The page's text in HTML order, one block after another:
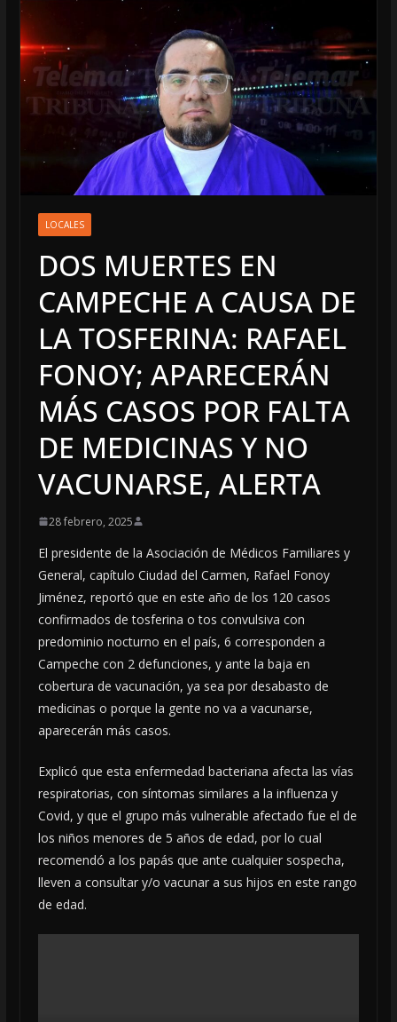
LOCALES
DOS MUERTES EN
CAMPECHE A CAUSA DE
LA TOSFERINA: RAFAEL
FONOY; APARECERÁN
MÁS CASOS POR FALTA
DE MEDICINAS Y NO
VACUNARSE, ALERTA
28 febrero, 2025
El presidente de la Asociación de Médicos Familiares y
General, capítulo Ciudad del Carmen, Rafael Fonoy
Jiménez, reportó que en este año de los 120 casos
confirmados de tosferina o tos convulsiva con
predominio nocturno en el país, 6 corresponden a
Campeche con 2 defunciones, y ante la baja en
cobertura de vacunación, ya sea por desabasto de
medicinas o porque la gente no va a vacunarse,
aparecerán más casos.
Explicó que esta enfermedad bacteriana afecta las vías
respiratorias, con síntomas similares a la influenza y
Covid, y que el grupo más vulnerable afectado fue el de
los niños menores de 5 años de edad, por lo cual
recomendó a los papás que ante cualquier sospecha,
lleven a consultar y/o vacunar a sus hijos en este rango
de edad.